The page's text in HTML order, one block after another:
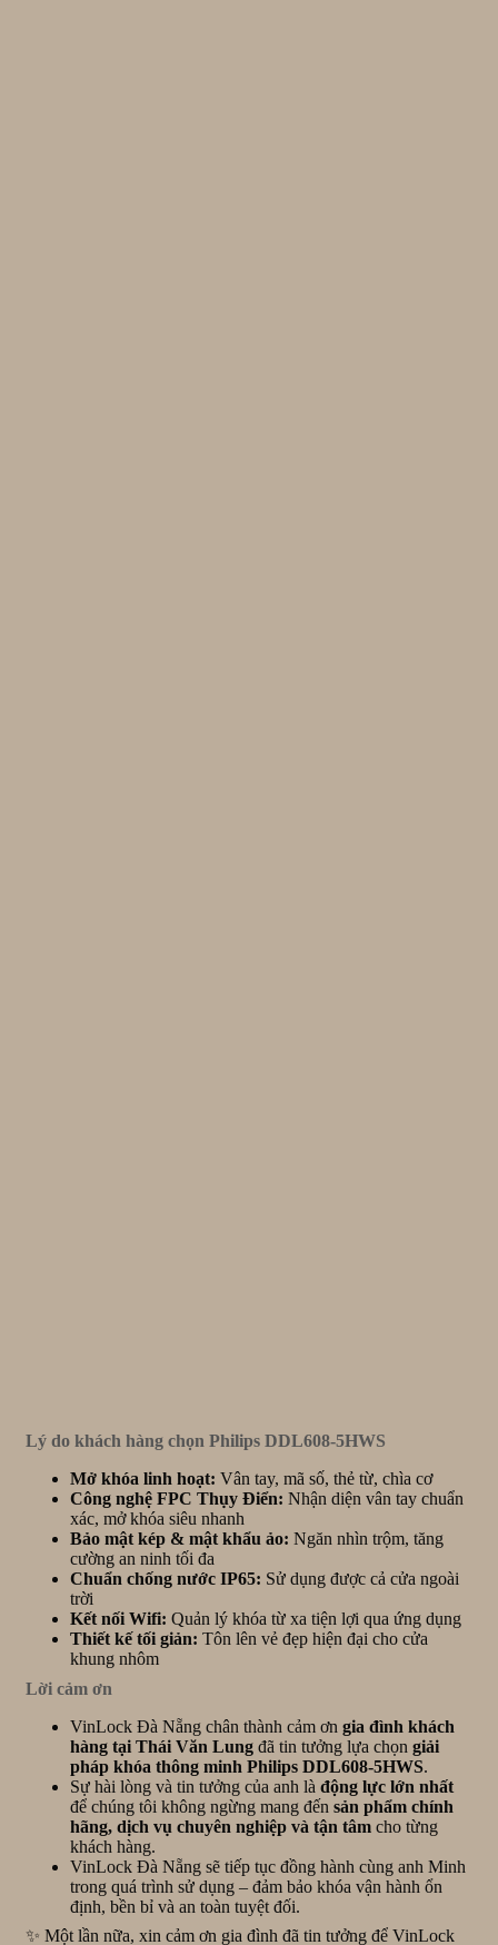
Lý do khách hàng chọn Philips DDL608-5HWS
Mở khóa linh hoạt: Vân tay, mã số, thẻ từ, chìa cơ
Công nghệ FPC Thụy Điển: Nhận diện vân tay chuẩn
xác, mở khóa siêu nhanh
Bảo mật kép & mật khẩu ảo: Ngăn nhìn trộm, tăng
cường an ninh tối đa
Chuẩn chống nước IP65: Sử dụng được cả cửa ngoài
trời
Kết nối Wifi: Quản lý khóa từ xa tiện lợi qua ứng dụng
Thiết kế tối giản: Tôn lên vẻ đẹp hiện đại cho cửa
khung nhôm
Lời cảm ơn
VinLock Đà Nẵng chân thành cảm ơn gia đình khách
hàng tại Thái Văn Lung đã tin tưởng lựa chọn giải
pháp khóa thông minh Philips DDL608-5HWS.
Sự hài lòng và tin tưởng của anh là động lực lớn nhất
để chúng tôi không ngừng mang đến sản phẩm chính
hãng, dịch vụ chuyên nghiệp và tận tâm cho từng
khách hàng.
VinLock Đà Nẵng sẽ tiếp tục đồng hành cùng anh Minh
trong quá trình sử dụng – đảm bảo khóa vận hành ổn
định, bền bỉ và an toàn tuyệt đối.
✨ Một lần nữa, xin cảm ơn gia đình đã tin tưởng để VinLock